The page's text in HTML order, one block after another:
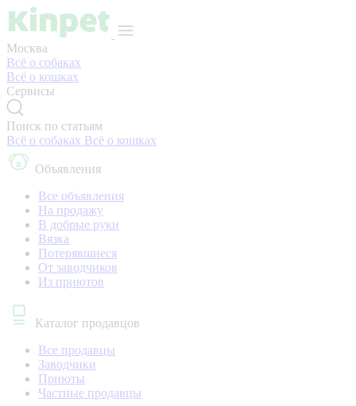
Москва
Всё о собаках
Всё о кошках
Сервисы
Поиск по статьям
Всё о собаках Всё о кошках
Объявления
Все объявления
На продажу
В добрые руки
Вязка
Потерявшиеся
От заводчиков
Из приютов
Каталог продавцов
Все продавцы
Заводчики
Приюты
Частные продавцы